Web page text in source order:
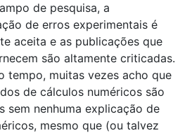
de pesquisa, a
de erros experimentais é
aceita e as publicações que
são altamente criticadas.
tempo, muitas vezes acho que
de cálculos numéricos são
sem nenhuma explicação de
mesmo que (ou talvez